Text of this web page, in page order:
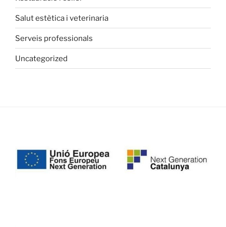
Salut estètica i veterinaria
Serveis professionals
Uncategorized